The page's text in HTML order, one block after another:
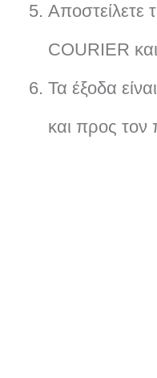
Αποστείλετε
COURIER
Τα έξοδα
και προς τον